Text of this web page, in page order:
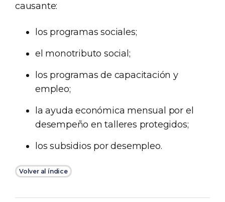
causante:
los programas sociales;
el monotributo social;
los programas de capacitación y
empleo;
la ayuda económica mensual por el
desempeño en talleres protegidos;
los subsidios por desempleo.
Volver al índice